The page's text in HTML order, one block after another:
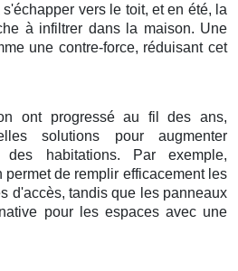
vers le toit, et en été, la
à infiltrer dans la maison. Une
une contre-force, réduisant cet
ont progressé au fil des ans,
solutions pour augmenter
des habitations. Par exemple,
permet de remplir efficacement les
d'accès, tandis que les panneaux
pour les espaces avec une